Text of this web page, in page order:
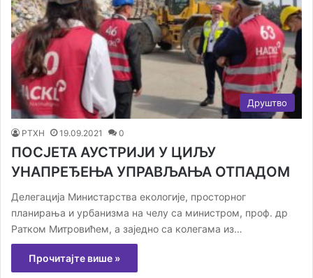
Друштво
РТХН 19.09.2021 0
ПОСЈЕТА АУСТРИЈИ У ЦИЉУ
УНАПРЕЂЕЊА УПРАВЉАЊА ОТПАДОМ
Делегација Министарства екологије, просторног
планирања и урбанизма на челу са министром, проф. др
Ратком Митровићем, а заједно са колегама из…
Прочитајте више »